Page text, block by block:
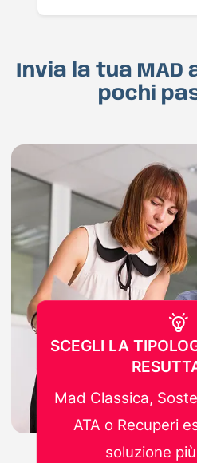
Invia la tua MAD
pochi
SCEGLI LA
Mad Classica,
ATA o Recuperi
soluzione